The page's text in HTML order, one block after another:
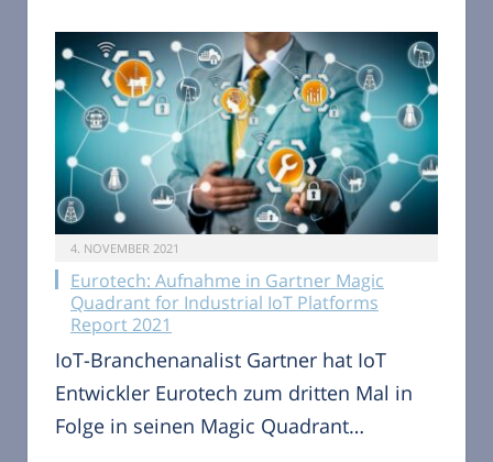
4. NOVEMBER 2021
Eurotech: Aufnahme in Gartner Magic
Quadrant for Industrial IoT Platforms
Report 2021
IoT-Branchenanalist Gartner hat IoT
Entwickler Eurotech zum dritten Mal in
Folge in seinen Magic Quadrant…